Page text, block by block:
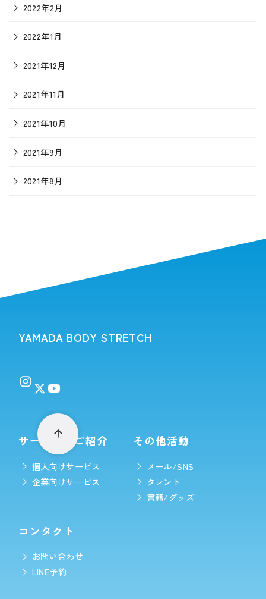
2022年2月
2022年1月
2021年12月
2021年11月
2021年10月
2021年9月
2021年8月
YAMADA BODY STRETCH
サービスのご紹介
個人向けサービス
企業向けサービス
その他活動
メール/SNS
タレント
書籍/グッズ
コンタクト
お問い合わせ
LINE予約